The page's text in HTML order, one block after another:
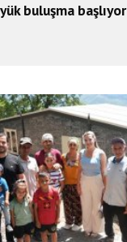
buluşma başlıyor